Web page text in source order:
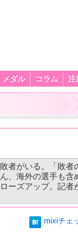
メダル コラム 注
者がいる。「敗者
、海外の選手も含
ーズアップ。記者
mixiチェ